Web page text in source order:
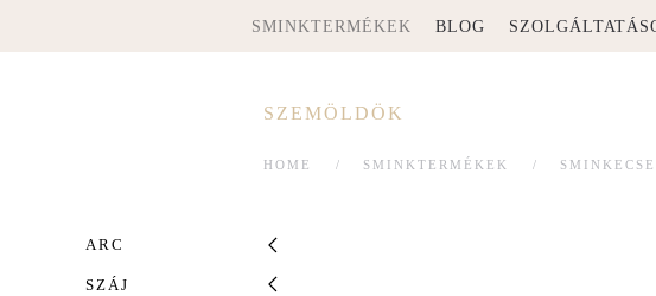
SMINKTERMÉKEK BLOG
SZEMÖLDÖK
HOME SMINKTERMÉKEK
ARC
SZÁJ